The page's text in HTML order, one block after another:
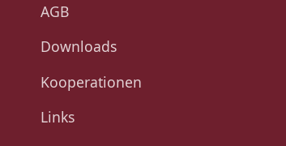
AGB
Downloads
Kooperationen
Links